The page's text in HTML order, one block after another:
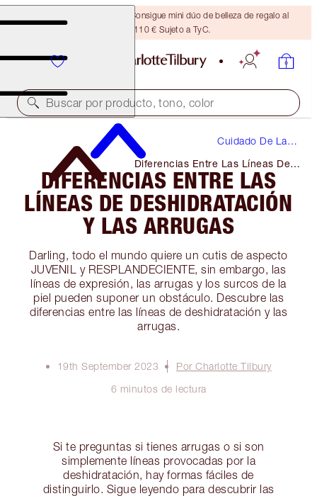
¡ÚLTIMA OPORTUNIDAD! Consigue mini dúo de belleza de regalo al
gastar 110 € Sujeto a TyC.
Buscar por producto, tono, color
Cuidado De La
Diferencias Entre Las Líneas De
Deshidratación Y Las Arrugas
DIFERENCIAS ENTRE LAS
LÍNEAS DE DESHIDRATACIÓN
Y LAS ARRUGAS
Darling, todo el mundo quiere un cutis de aspecto
JUVENIL y RESPLANDECIENTE, sin embargo, las
líneas de expresión, las arrugas y los surcos de la
piel pueden suponer un obstáculo. Descubre las
diferencias entre las líneas de deshidratación y las
arrugas.
19th September 2023
Por Charlotte Tilbury
6 minutos de lectura
Si te preguntas si tienes arrugas o si son
simplemente líneas provocadas por la
deshidratación, hay formas fáciles de
distinguirlo. Sigue leyendo para descubrir las